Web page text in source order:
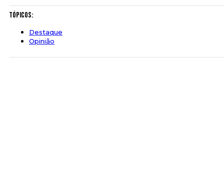
Tópicos:
Destaque
Opinião